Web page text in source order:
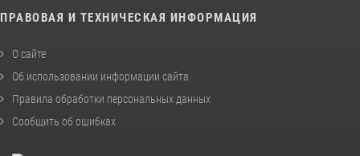
ПРАВОВАЯ И ТЕХНИЧЕСКАЯ ИНФОРМАЦИЯ
О сайте
Об использовании информации сайта
Правила обработки персональных данных
Сообщить об ошибках